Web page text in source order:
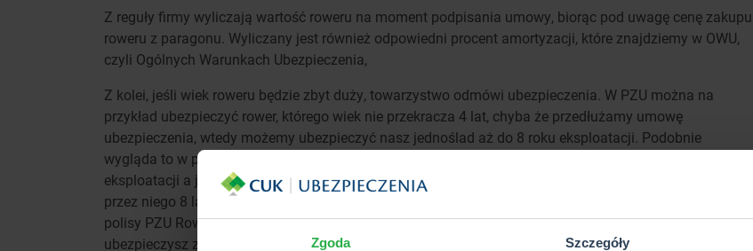
Zgoda Szczegóły
Z reguły firmy wyliczają wartość roweru na moment podpisania umowy, biorąc pod uwagę cenę zakupu
roweru z paragonu. Wyliczany jest również odpowiedni procent amortyzacji, które znajdziemy w OWU,
czyli Ogólnych Warunkach Ubezpieczenia,
Z kolei, jeśli wiek roweru będzie zbyt duży, towarzystwo odmówi ubezpieczenia. W PZU można na
przykład ubezpieczyć rower, którego wiek nie przekracza 4 lat, chyba że przedłużamy umowę
ubezpieczenia, wtedy możemy ubezpieczyć nasz jednoślad aż do 8 roku eksploatacji. Podobnie
wygląda to w przypadku oferty od TU Europa, gdzie mamy możliwość ubezpieczenia pojazdu do 5 roku
eksploatacji a jeśli wznawiamy polisę na kolejne lata - możemy ubezpieczać rower aż do ukończenia
przez niego 8 lat. Decydując się np. na ubezpieczenie świeżo kupionego roweru za 1 000 zł w ramach
polisy PZU Rowerzysta, zapłacisz za casco niecałe 50 zł. Rower kupiony za tę kwotę niecałe 4 lata temu
ubezpieczysz za ok. 18 zł na 7 miesięcy (wyliczenia z września 2025 r.)